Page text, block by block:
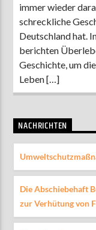
immer wieder
schreckliche
Deutschland hat.
berichten
Geschichte, um
Leben […]
NACHRICHTEN
Die Abschiebehaft
zur Verhütung von